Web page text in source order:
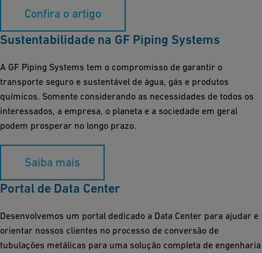
Confira o artigo
Sustentabilidade na GF Piping Systems
A GF Piping Systems tem o compromisso de garantir o
transporte seguro e sustentável de água, gás e produtos
químicos. Somente considerando as necessidades de todos os
interessados, a empresa, o planeta e a sociedade em geral
podem prosperar no longo prazo.
Saiba mais
Portal de Data Center
Desenvolvemos um portal dedicado a Data Center para ajudar e
orientar nossos clientes no processo de conversão de
tubulações metálicas para uma solução completa de engenharia